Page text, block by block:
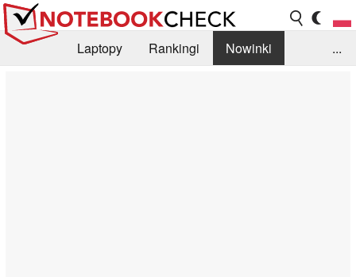
Laptopy Rankingi
Nowinki
...